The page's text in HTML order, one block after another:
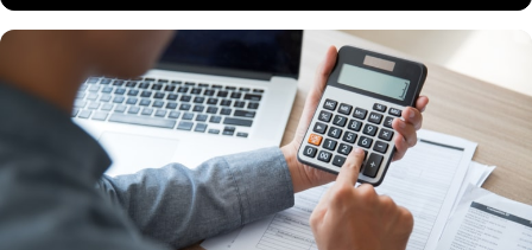
2024 yılının ikinci 6 ayında geçerli olacak memur
ve memur emeklileri için yüzde 19,3 olarak
belirlenirken maaş farkları henüz hesaplara
yatmadı. Memur ve memur emeklileri, zamlı
maaşlarını ve enflasyon farkları 15 Temmuz'dan
itibaren alacak. Maaş farkları banka ve PTT